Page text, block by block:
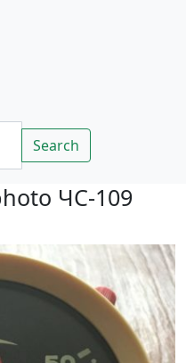
Rechercher
Search
ЧС-109